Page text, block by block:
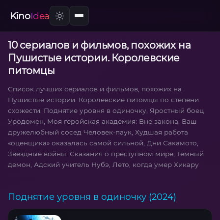
KinoIdea
10 сериалов и фильмов, похожих на
Пушистые истории. Королевские
питомцы
Список лучших сериалов и фильмов, похожих на
Пушистые истории. Королевские питомцы по степени
схожести: Поднятие уровня в одиночку, Яростный боец
Уродомен, Моя геройская академия: Вне закона, Ваш
дружелюбный сосед Человек-паук, Худшая работа
«оценщика» оказалась самой сильной, Дни Сакамото,
Звёздные войны: Сказания о преступном мире, Тёмный
демон, Адский учитель Нубэ, Лето, когда умер Хикару
Поднятие уровня в одиночку (2024)